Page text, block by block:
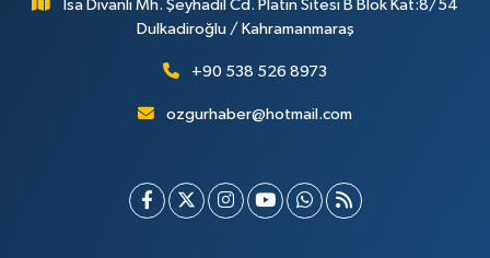
İsa Divanlı Mh. Şeyhadil Cd. Platin Sitesi B Blok Kat:8/54
Dulkadiroğlu / Kahramanmaraş
+90 538 526 8973
ozgurhaber@hotmail.com